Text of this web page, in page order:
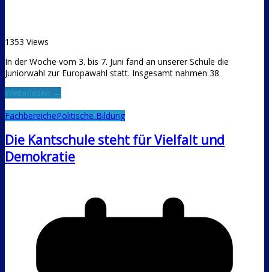
1353 Views
In der Woche vom 3. bis 7. Juni fand an unserer Schule die
Juniorwahl zur Europawahl statt. Insgesamt nahmen 38
Weiterlesen →
FachbereichePolitische Bildung
Die Kantschule steht für Vielfalt und
Demokratie